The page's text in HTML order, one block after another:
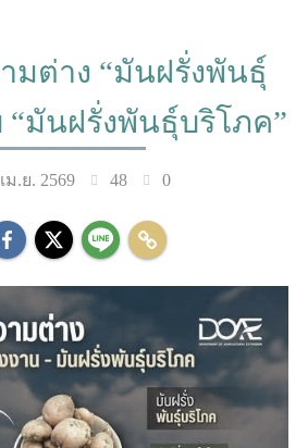
มต่าง “มันฝรั่งพันธุ์
“มันฝรั่งพันธุ์บริโภค”
ม.ย. 2569 48 0